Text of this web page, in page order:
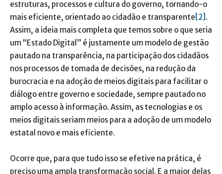
estruturas, processos e cultura do governo, tornando-o
mais eficiente, orientado ao cidadão e transparente [2] .
Assim, a ideia mais completa que temos sobre o que seria
um “Estado Digital” é justamente um modelo de gestão
pautado na transparência, na participação dos cidadãos
nos processos de tomada de decisões, na redução da
burocracia e na adoção de meios digitais para facilitar o
diálogo entre governo e sociedade, sempre pautado no
amplo acesso à informação. Assim, as tecnologias e os
meios digitais seriam meios para a adoção de um modelo
estatal novo e mais eficiente.
Ocorre que, para que tudo isso se efetive na prática, é
preciso uma ampla transformação social. E a maior delas